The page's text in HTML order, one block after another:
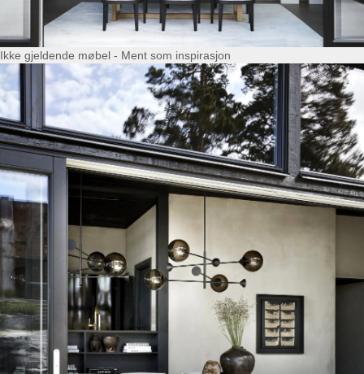
Ikke gjeldende møbel - Ment som inspirasjon